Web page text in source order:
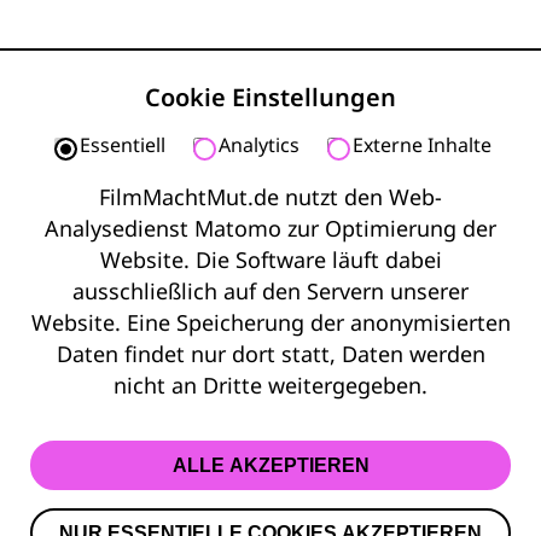
© 2026 Film Macht Mut
Kontakt
Impressum
Datenschutz
Barrierefreiheit
Cookie Einstellungen
Essentiell Analytics Externe Inhalte
FilmMachtMut.de nutzt den Web-
Analysedienst Matomo zur Optimierung der
Website. Die Software läuft dabei
ausschließlich auf den Servern unserer
Website. Eine Speicherung der anonymisierten
Daten findet nur dort statt, Daten werden
nicht an Dritte weitergegeben.
ALLE AKZEPTIEREN